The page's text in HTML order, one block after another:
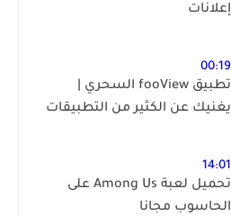
إعلانات
00:19
تطبيق fooView السحري |
يغنيك عن الكثير من التطبيقات
14:01
تحميل لعبة Among Us على
الحاسوب مجانا